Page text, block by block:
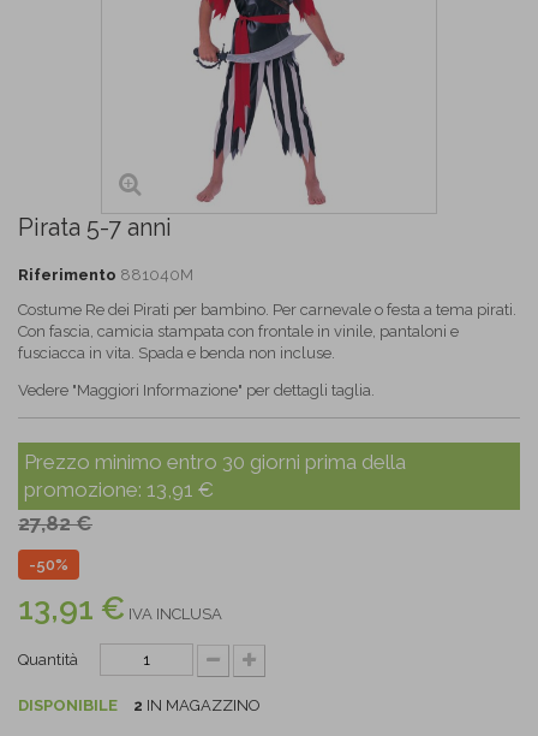
Pirata 5-7 anni
Riferimento 881040M
Costume Re dei Pirati per bambino. Per carnevale o festa a tema pirati.
Con fascia, camicia stampata con frontale in vinile, pantaloni e
fusciacca in vita. Spada e benda non incluse.
Vedere "Maggiori Informazione" per dettagli taglia.
Prezzo minimo entro 30 giorni prima della
promozione: 13,91 €
27,82 €
-50%
13,91 € IVA INCLUSA
Quantità
DISPONIBILE 2 IN MAGAZZINO